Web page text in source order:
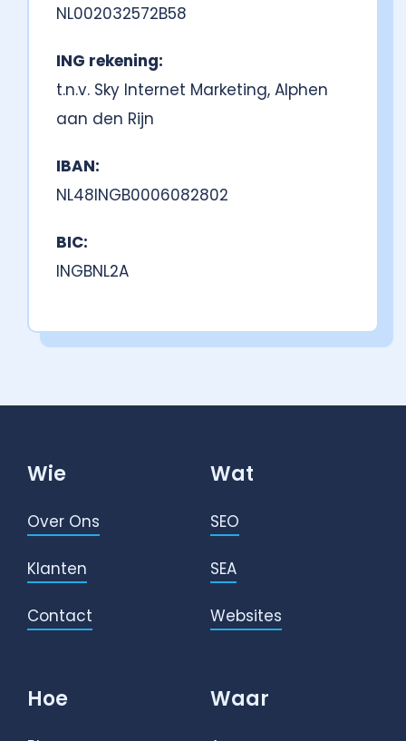
NL002032572B58
ING rekening:
t.n.v. Sky Internet Marketing, Alphen
aan den Rijn
IBAN:
NL48INGB0006082802
BIC:
INGBNL2A
Wie
Over Ons
Klanten
Contact
Wat
SEO
SEA
Websites
Hoe Waar